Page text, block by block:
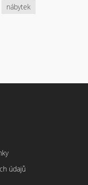
nábytek
údajů